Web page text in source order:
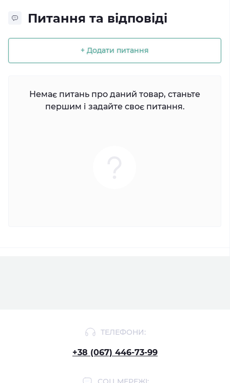
Питання та відповіді
+ Додати питання
Немає питань про даний товар, станьте
першим і задайте своє питання.
ТЕЛЕФОНИ:
+38 (067) 446-73-99